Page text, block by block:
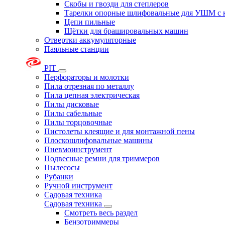
Скобы и гвозди для степлеров
Тарелки опорные шлифовальные для УШМ с
Цепи пильные
Щётки для брашировальных машин
Отвертки аккумуляторные
Паяльные станции
PIT
Перфораторы и молотки
Пила отрезная по металлу
Пила цепная электрическая
Пилы дисковые
Пилы сабельные
Пилы торцовочные
Пистолеты клеящие и для монтажной пены
Плоскошлифовальные машины
Пневмоинструмент
Подвесные ремни для триммеров
Пылесосы
Рубанки
Ручной инструмент
Садовая техника
Садовая техника
Смотреть весь раздел
Бензотриммеры